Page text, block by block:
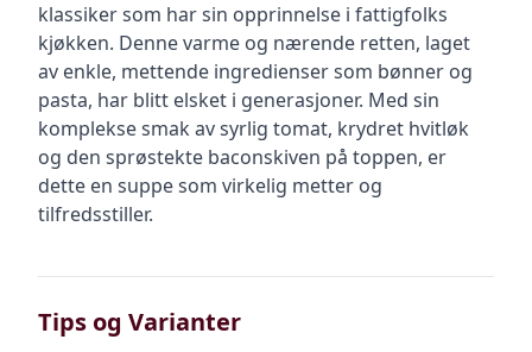
klassiker som har sin opprinnelse i fattigfolks
kjøkken. Denne varme og nærende retten, laget
av enkle, mettende ingredienser som bønner og
pasta, har blitt elsket i generasjoner. Med sin
komplekse smak av syrlig tomat, krydret hvitløk
og den sprøstekte baconskiven på toppen, er
dette en suppe som virkelig metter og
tilfredsstiller.
Tips og Varianter